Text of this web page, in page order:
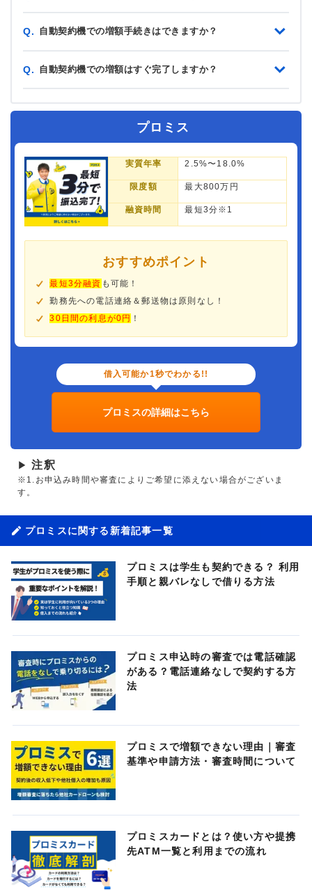
Q. 自動契約機での増額手続きはできますか？
Q. 自動契約機での増額はすぐ完了しますか？
プロミス
実質年率 2.5%〜18.0%
限度額 最大800万円
融資時間 最短3分※1
おすすめポイント
最短3分融資 も可能！
勤務先への電話連絡＆郵送物は原則なし！
30日間の利息が0円 ！
借入可能か1秒でわかる!!
プロミスの詳細はこちら
▶ 注釈
※1.お申込み時間や審査によりご希望に添えない場合がございま
す。
プロミスに関する新着記事一覧
プロミスは学生も契約できる？ 利用
手順と親バレなしで借りる方法
プロミス申込時の審査では電話確認
がある？電話連絡なしで契約する方
法
プロミスで増額できない理由｜審査
基準や申請方法・審査時間について
プロミスカードとは？使い方や提携
先ATM一覧と利用までの流れ